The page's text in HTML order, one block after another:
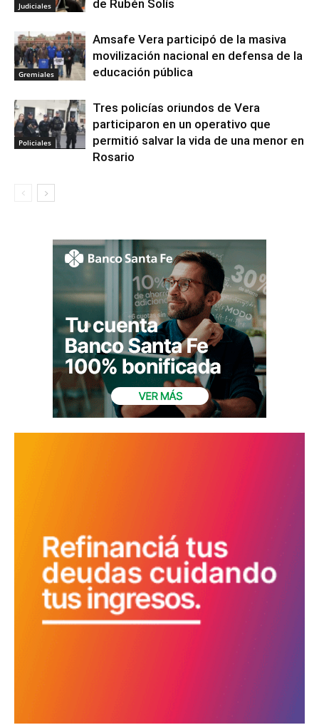
Judiciales de Rubén Solís
Gremiales
Amsafe Vera participó de la masiva
movilización nacional en defensa de la
educación pública
Policiales
Tres policías oriundos de Vera
participaron en un operativo que
permitió salvar la vida de una menor en
Rosario